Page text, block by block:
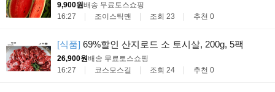
9,900원배송 무료토스쇼핑
16:27
조이스틱맨 조회 23 추천 0
[식품] 69%할인 산지로드 소 토시살, 200g, 5팩
26,900원배송 무료토스쇼핑
16:27
코스모스길 조회 24 추천 0